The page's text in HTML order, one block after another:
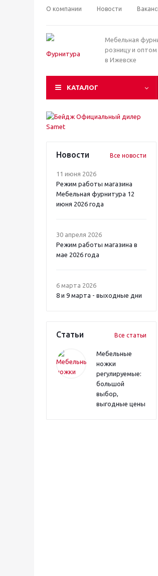
О компании Новости
Мебельная
розницу и оптом
в Ижевске
КАТАЛОГ
Новости Все новости
11 июня 2026
Режим работы магазина
Мебельная фурнитура 12
июня 2026 года
30 апреля 2026
Режим работы магазина в
мае 2026 года
6 марта 2026
8 и 9 марта - выходные дни
Статьи Все статьи
Мебельные
ножки
регулируемые:
большой
выбор,
выгодные цены